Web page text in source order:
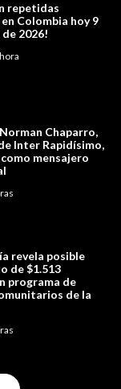
repetidas
Colombia hoy 9
2026!
Chaparro,
Inter Rapidísimo,
mensajero
revela posible
de $1.513
programa de
de la